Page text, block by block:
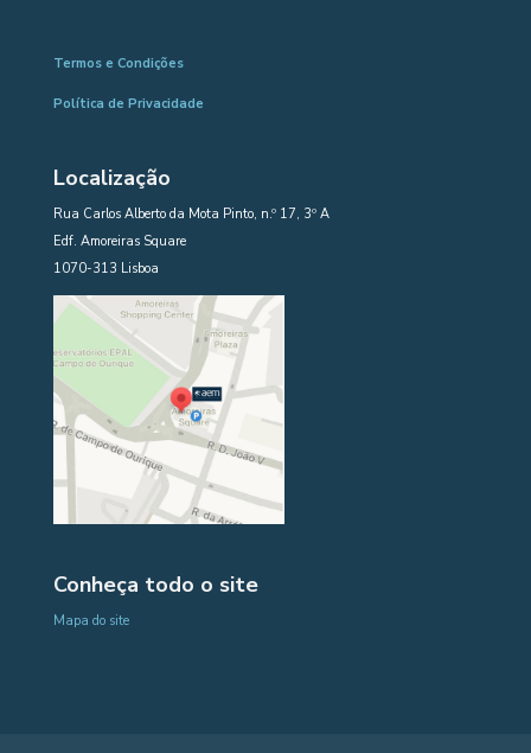
Termos e Condições
Política de Privacidade
Localização
Rua Carlos Alberto da Mota Pinto, n.º 17, 3º A
Edf. Amoreiras Square
1070-313 Lisboa
Conheça todo o site
Mapa do site